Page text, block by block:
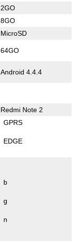
2GO
8GO
MicroSD
64GO
Android 4.4.4
Redmi Note 2
GPRS
EDGE
b
g
n